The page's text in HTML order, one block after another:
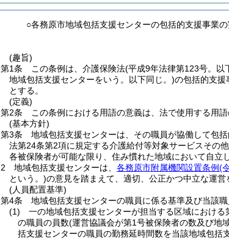
○各務原市地域包括支援センターの包括的支援事業
(趣旨)
第1条
この条例は、介護保険法(平成9年法律第123号。以
地域包括支援センターをいう。以下同じ。)の包括的支援
とする。
(定義)
第2条
この条例における用語の意義は、法で使用する用語
(基本方針)
第3条
地域包括支援センターは、その職員が協働して包
法第24条第2項に規定する介護給付等対象サービスその
各被保険者が可能な限り、住み慣れた地域において自立
2
地域包括支援センターは、 各務原市附属機関設置条例(
という。)の意見を踏まえて、適切、公正かつ中立な運営
(人員配置基準)
第4条
地域包括支援センターの職員に係る基準及び当該
(1)
一の地域包括支援センターが担当する区域におけ
の職員の員数(運営協議会が第1号被保険者の数及び地
括支援センターの職員の勤務延時間数を当該地域包括